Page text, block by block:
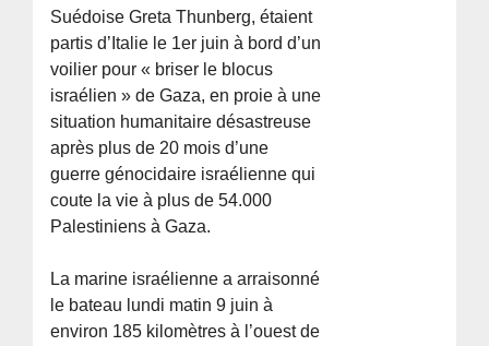
Suédoise Greta Thunberg, étaient
partis d’Italie le 1er juin à bord d’un
voilier pour « briser le blocus
israélien » de Gaza, en proie à une
situation humanitaire désastreuse
après plus de 20 mois d’une
guerre génocidaire israélienne qui
coute la vie à plus de 54.000
Palestiniens à Gaza.
La marine israélienne a arraisonné
le bateau lundi matin 9 juin à
environ 185 kilomètres à l’ouest de